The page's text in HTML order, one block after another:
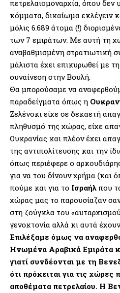
πετρελαιομοναρχία, όπου δεν
κόμματα, δικαίωμα εκλέγειν
μόλις 6.689 άτομα (!)
των 7 εμιράτων. Με αυτή τη
αναβαθμισμένη στρατιωτική
μάλιστα έχει επικυρωθεί με
συναίνεση στην Βουλή.
Θα μπορούσαμε να
παραδείγματα όπως η
Ζελένσκι είχε σε δεκαετή
πληθυσμό της χώρας, είχε
Ουκρανίας και πλέον έχει
της αντιπολίτευσης και την
όπως περιέφερε ο
για να του δίνουν χρήμα (και
πούμε και για το Ισραήλ που
χώρας μας το παρουσίαζαν
στη ζούγκλα του
γενοκτονία αλλά κι αυτά
Επιλέξαμε όμως να
Ηνωμένα Αραβικά Εμιράτα
γιατί συνδέονται με τη
ότι πρόκειται για τις χώρες
αποθέματα πετρελαίου. Η